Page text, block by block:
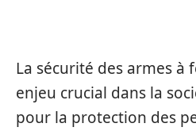
La sécurité des armes à
enjeu crucial dans la
pour la protection des